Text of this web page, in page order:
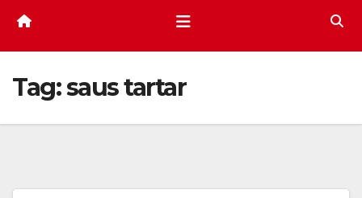
Tag:saus tartar